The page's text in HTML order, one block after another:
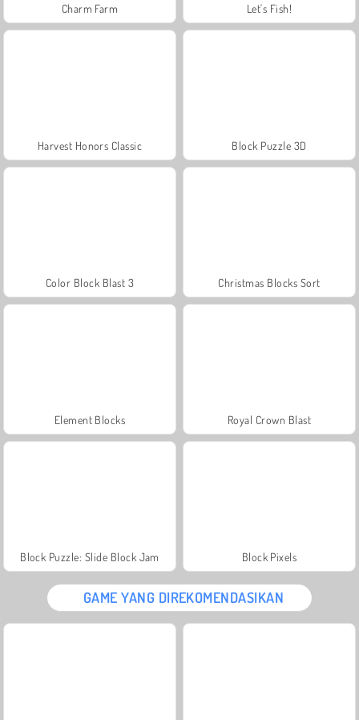
Charm Farm Let's Fish!
Harvest Honors Classic Block Puzzle 3D
Color Block Blast 3 Christmas Blocks Sort
Element Blocks Royal Crown Blast
Block Puzzle: Slide Block Jam Block Pixels
GAME YANG DIREKOMENDASIKAN